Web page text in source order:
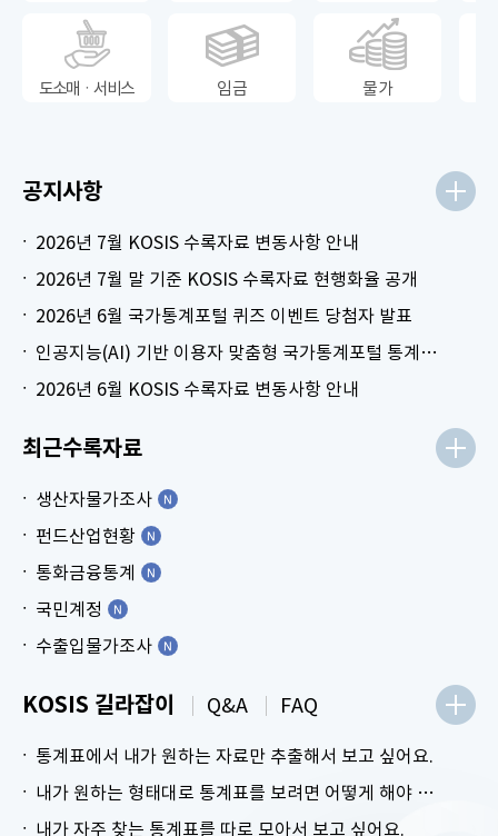
도소매ㆍ서비스 임금 물가
공지사항
2026년 7월 KOSIS 수록자료 변동사항 안내
2026년 7월 말 기준 KOSIS 수록자료 현행화율 공개
2026년 6월 국가통계포털 퀴즈 이벤트 당첨자 발표
인공지능(AI) 기반 이용자 맞춤형 국가통계포털 통계표 생성 시범 서비스 안내
2026년 6월 KOSIS 수록자료 변동사항 안내
최근수록자료
생산자물가조사
펀드산업현황
통화금융통계
국민계정
수출입물가조사
KOSIS 길라잡이
통계표에서 내가 원하는 자료만 추출해서 보고 싶어요.
내가 원하는 형태대로 통계표를 보려면 어떻게 해야 하나요?
내가 자주 찾는 통계표를 따로 모아서 보고 싶어요.
Q&A FAQ